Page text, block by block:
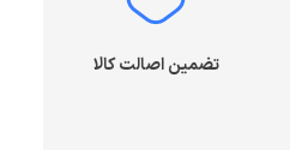
تضمین اصالت کالا